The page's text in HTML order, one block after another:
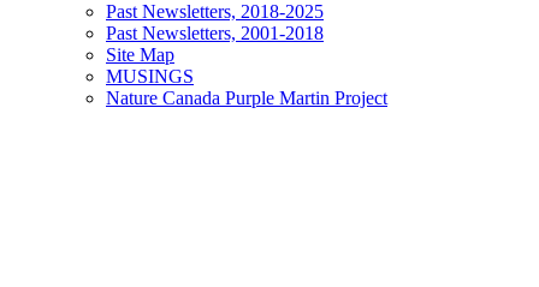
Past Newsletters, 2018-2025
Past Newsletters, 2001-2018
Site Map
MUSINGS
Nature Canada Purple Martin Project